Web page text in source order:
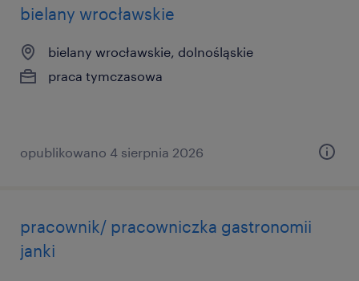
bielany wrocławskie
bielany wrocławskie, dolnośląskie
praca tymczasowa
opublikowano 4 sierpnia 2026
pracownik/ pracowniczka gastronomii
janki